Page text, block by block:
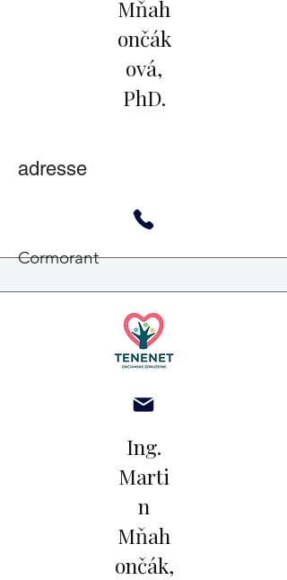
Mňah
ončák
ová,
PhD.
adresse
Cormorant
Ing.
Marti
n
Mňah
ončák,